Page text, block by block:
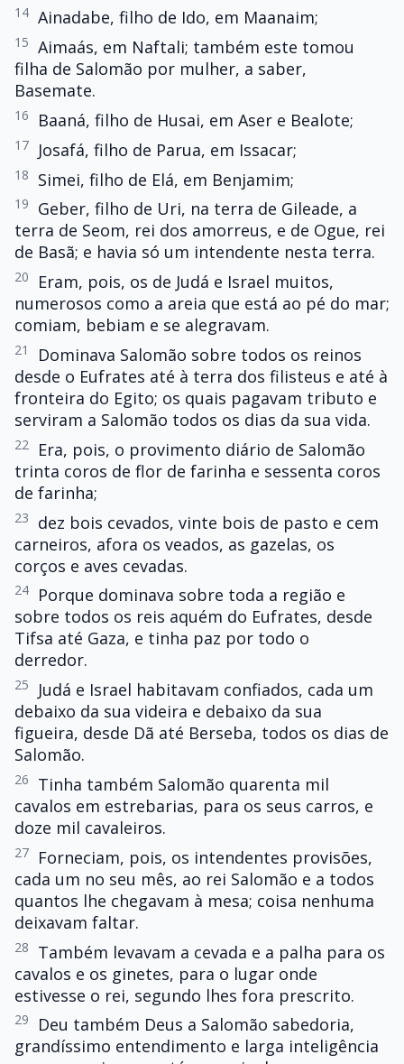
14 Ainadabe, filho de Ido, em Maanaim;
15 Aimaás, em Naftali; também este tomou
filha de Salomão por mulher, a saber,
Basemate.
16 Baaná, filho de Husai, em Aser e Bealote;
17 Josafá, filho de Parua, em Issacar;
18 Simei, filho de Elá, em Benjamim;
19
Geber, filho de Uri, na terra de Gileade, a
terra de Seom, rei dos amorreus, e de Ogue, rei
de Basã; e havia só um intendente nesta terra.
20
Eram, pois, os de Judá e Israel muitos,
numerosos como a areia que está ao pé do mar;
comiam, bebiam e se alegravam.
21
Dominava Salomão sobre todos os reinos
desde o Eufrates até à terra dos filisteus e até à
fronteira do Egito; os quais pagavam tributo e
serviram a Salomão todos os dias da sua vida.
22
Era, pois, o provimento diário de Salomão
trinta coros de flor de farinha e sessenta coros
de farinha;
23
dez bois cevados, vinte bois de pasto e cem
carneiros, afora os veados, as gazelas, os
corços e aves cevadas.
24
Porque dominava sobre toda a região e
sobre todos os reis aquém do Eufrates, desde
Tifsa até Gaza, e tinha paz por todo o
derredor.
25
Judá e Israel habitavam confiados, cada um
debaixo da sua videira e debaixo da sua
figueira, desde Dã até Berseba, todos os dias de
Salomão.
26
Tinha também Salomão quarenta mil
cavalos em estrebarias, para os seus carros, e
doze mil cavaleiros.
27
Forneciam, pois, os intendentes provisões,
cada um no seu mês, ao rei Salomão e a todos
quantos lhe chegavam à mesa; coisa nenhuma
deixavam faltar.
28
Também levavam a cevada e a palha para os
cavalos e os ginetes, para o lugar onde
estivesse o rei, segundo lhes fora prescrito.
29
Deu também Deus a Salomão sabedoria,
grandíssimo entendimento e larga inteligência